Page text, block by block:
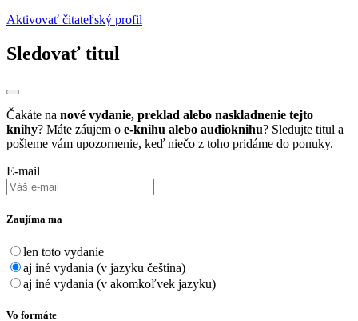
Aktivovať čitateľský profil
Sledovať titul
Čakáte na nové vydanie, preklad alebo naskladnenie tejto
knihy? Máte záujem o e-knihu alebo audioknihu? Sledujte titul a
pošleme vám upozornenie, keď niečo z toho pridáme do ponuky.
E-mail
Zaujíma ma
len toto vydanie
aj iné vydania (v jazyku čeština)
aj iné vydania (v akomkoľvek jazyku)
Vo formáte